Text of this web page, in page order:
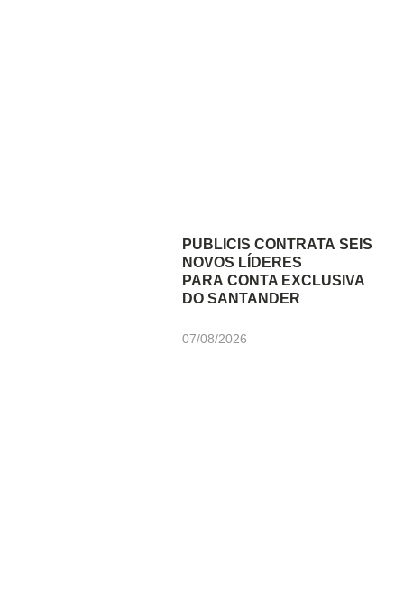
PUBLICIS CONTRATA SEIS
NOVOS LÍDERES
PARA CONTA EXCLUSIVA
DO SANTANDER
07/08/2026